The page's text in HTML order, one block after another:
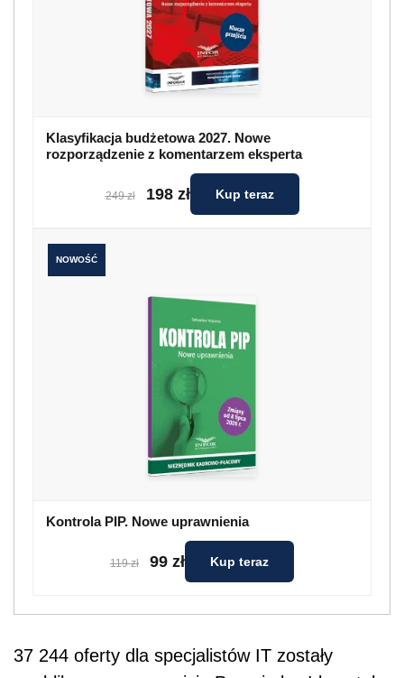
Klasyfikacja budżetowa 2027. Nowe
rozporządzenie z komentarzem eksperta
249 zł 198 zł Kup teraz
NOWOŚĆ
Kontrola PIP. Nowe uprawnienia
119 zł 99 zł Kup teraz
37 244 oferty dla specjalistów IT zostały